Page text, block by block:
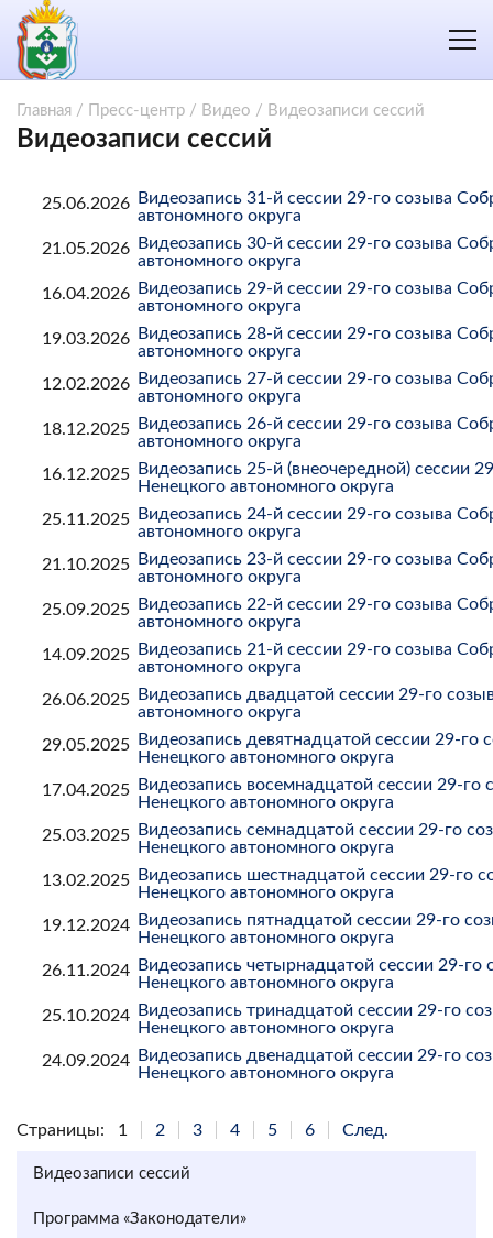
Главная / Пресс-центр / Видео / Видеозаписи сессий
Видеозаписи сессий
25.06.2026
Видеозапись 31-й сессии 29-го созыва
автономного округа
21.05.2026
Видеозапись 30-й сессии 29-го созыва
автономного округа
16.04.2026
Видеозапись 29-й сессии 29-го созыва
автономного округа
19.03.2026
Видеозапись 28-й сессии 29-го созыва
автономного округа
12.02.2026
Видеозапись 27-й сессии 29-го созыва
автономного округа
18.12.2025
Видеозапись 26-й сессии 29-го созыва
автономного округа
16.12.2025
Видеозапись 25-й (внеочередной) сессии
Ненецкого автономного округа
25.11.2025
Видеозапись 24-й сессии 29-го созыва
автономного округа
21.10.2025
Видеозапись 23-й сессии 29-го созыва
автономного округа
25.09.2025
Видеозапись 22-й сессии 29-го созыва
автономного округа
14.09.2025
Видеозапись 21-й сессии 29-го созыва
автономного округа
26.06.2025
Видеозапись двадцатой сессии 29-го
автономного округа
29.05.2025
Видеозапись девятнадцатой сессии 29-го
Ненецкого автономного округа
17.04.2025
Видеозапись восемнадцатой сессии 29-го
Ненецкого автономного округа
25.03.2025
Видеозапись семнадцатой сессии 29-го
Ненецкого автономного округа
13.02.2025
Видеозапись шестнадцатой сессии 29-го
Ненецкого автономного округа
19.12.2024
Видеозапись пятнадцатой сессии 29-го
Ненецкого автономного округа
26.11.2024
Видеозапись четырнадцатой сессии 29-го
Ненецкого автономного округа
25.10.2024
Видеозапись тринадцатой сессии 29-го
Ненецкого автономного округа
24.09.2024
Видеозапись двенадцатой сессии 29-го
Ненецкого автономного округа
Страницы: 1 2 3 4 5 6 След.
Видеозаписи сессий
Программа «Законодатели»